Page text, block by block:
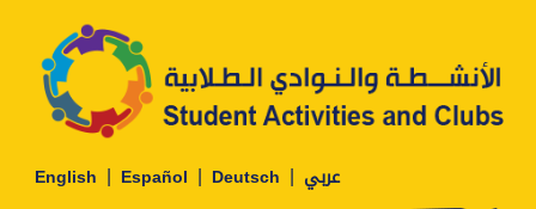
English | Español | Deutsch | عربي